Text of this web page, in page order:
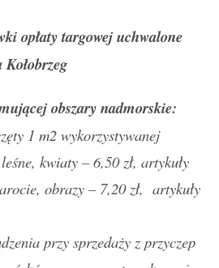
opłaty targowej uchwalone
obszary nadmorskie:
1 m2 wykorzystywanej
kwiaty – 6,50 zł, artykuły
obrazy – 7,20 zł, artykuły
przy sprzedaży z przyczep